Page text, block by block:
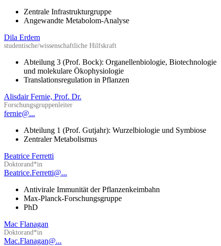
Zentrale Infrastrukturgruppe
Angewandte Metabolom-Analyse
Dila Erdem
studentische/wissenschaftliche Hilfskraft
Abteilung 3 (Prof. Bock): Organellenbiologie, Biotechnologie
und molekulare Ökophysiologie
Translationsregulation in Pflanzen
Alisdair Fernie, Prof. Dr.
Forschungsgruppenleiter
fernie@...
Abteilung 1 (Prof. Gutjahr): Wurzelbiologie und Symbiose
Zentraler Metabolismus
Beatrice Ferretti
Doktorand*in
Beatrice.Ferretti@...
Antivirale Immunität der Pflanzenkeimbahn
Max-Planck-Forschungsgruppe
PhD
Mac Flanagan
Doktorand*in
Mac.Flanagan@...